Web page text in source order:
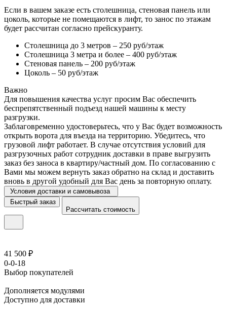
Если в вашем заказе есть столешница, стеновая панель или
цоколь, которые не помещаются в лифт, то занос по этажам
будет рассчитан согласно прейскуранту.
Столешница до 3 метров – 250 руб/этаж
Столешница 3 метра и более – 400 руб/этаж
Стеновая панель – 200 руб/этаж
Цоколь – 50 руб/этаж
Важно
Для повышения качества услуг просим Вас обеспечить
беспрепятственный подъезд нашей машины к месту
разгрузки.
Заблаговременно удостоверьтесь, что у Вас будет возможность
открыть ворота для въезда на территорию. Убедитесь, что
грузовой лифт работает. В случае отсутствия условий для
разгрузочных работ сотрудник доставки в праве выгрузить
заказ без заноса в квартиру/частный дом. По согласованию с
Вами мы можем вернуть заказ обратно на склад и доставить
вновь в другой удобный для Вас день за повторную оплату.
Условия доставки и самовывоза
Быстрый заказ
Рассчитать стоимость
41 500 ₽
0-0-18
Выбор покупателей
Дополняется модулями
Доступно для доставки